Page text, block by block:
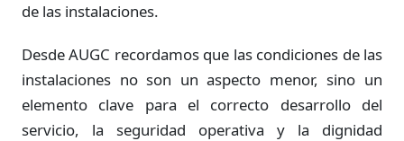
de las instalaciones.
Desde AUGC recordamos que las condiciones de las
instalaciones no son un aspecto menor, sino un
elemento clave para el correcto desarrollo del
servicio, la seguridad operativa y la dignidad